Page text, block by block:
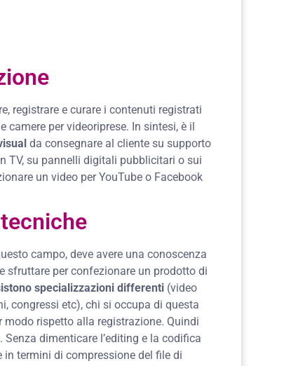
registrare e curare i contenuti registrati
camere per videoriprese. In sintesi, è il
da consegnare al cliente su supporto
TV, su pannelli digitali pubblicitari o sui
un video per YouTube o Facebook
campo, deve avere una conoscenza
sfruttare per confezionare un prodotto di
specializzazioni differenti (video
congressi etc), chi si occupa di questa
modo rispetto alla registrazione. Quindi
Senza dimenticare l’editing e la codifica
termini di compressione del file di